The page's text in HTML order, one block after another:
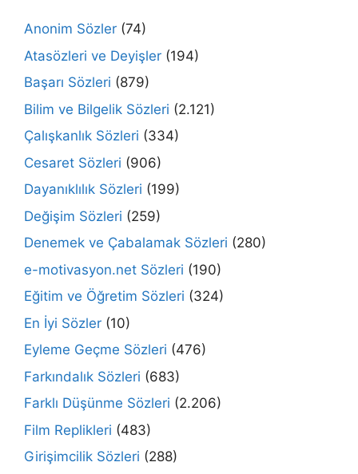
Anonim Sözler (74)
Atasözleri ve Deyişler (194)
Başarı Sözleri (879)
Bilim ve Bilgelik Sözleri (2.121)
Çalışkanlık Sözleri (334)
Cesaret Sözleri (906)
Dayanıklılık Sözleri (199)
Değişim Sözleri (259)
Denemek ve Çabalamak Sözleri (280)
e-motivasyon.net Sözleri (190)
Eğitim ve Öğretim Sözleri (324)
En İyi Sözler (10)
Eyleme Geçme Sözleri (476)
Farkındalık Sözleri (683)
Farklı Düşünme Sözleri (2.206)
Film Replikleri (483)
Girişimcilik Sözleri (288)